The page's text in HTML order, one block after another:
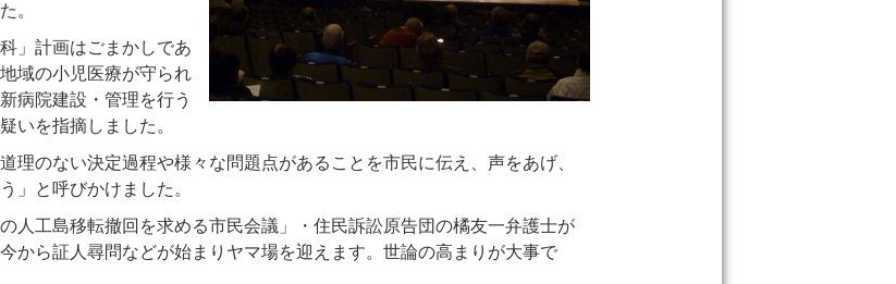
。
」計画はごまかしであ
域の小児医療が守られ
病院建設・管理を行う
いを指摘しました。
理のない決定過程や様々な問題点があることを市民に伝え、声をあげ、
」と呼びかけました。
人工島移転撤回を求める市民会議」・住民訴訟原告団の橘友一弁護士が
から証人尋問などが始まりヤマ場を迎えます。世論の高まりが大事で